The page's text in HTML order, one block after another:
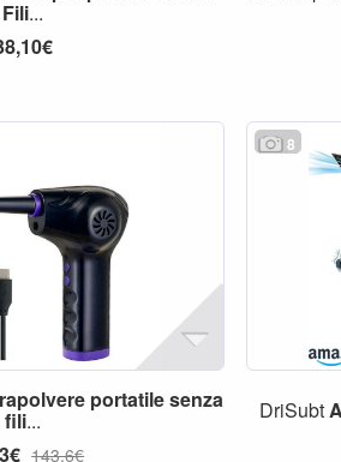
Fili...
portatilesenza
fili...
143,6€
8
DriSubt